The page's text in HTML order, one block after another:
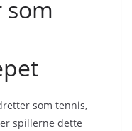
som
som tennis,
spillerne dette